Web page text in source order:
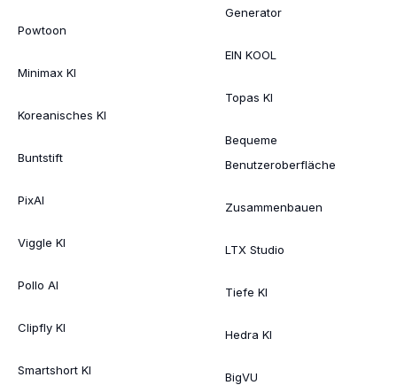
Powtoon
Minimax KI
Koreanisches KI
Buntstift
PixAI
Viggle KI
Pollo AI
Clipfly KI
Smartshort KI
Generator
EIN KOOL
Topas KI
Bequeme
Benutzeroberfläche
Zusammenbauen
LTX Studio
Tiefe KI
Hedra KI
BigVU